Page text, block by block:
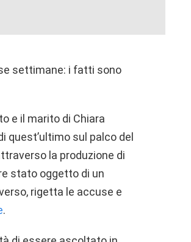
settimane: i fatti sono
e il marito di Chiara
quest’ultimo sul palco del
la produzione di
stato oggetto di un
rigetta le accuse e
.